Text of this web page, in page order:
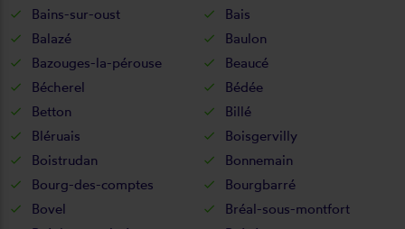
Bains-sur-oust
Bais
Balazé
Baulon
Bazouges-la-pérouse
Beaucé
Bécherel
Bédée
Betton
Billé
Bléruais
Boisgervilly
Boistrudan
Bonnemain
Bourg-des-comptes
Bourgbarré
Bovel
Bréal-sous-montfort